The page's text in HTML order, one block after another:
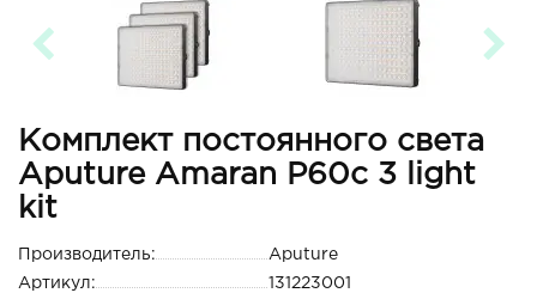
Комплект постоянного света
Aputure Amaran P60c 3 light
kit
Производитель:
Aputure
Артикул:
131223001